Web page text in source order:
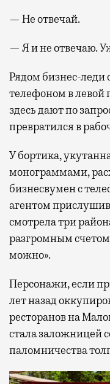
— Не отвечай.
— Я и не отвечаю.
Рядом бизнес-леди
телефоном в левой
здесь дают по
превратился в
У бортика,
монограммами,
бизнесвумен с
агентом
смотрела три
разгромным
можно».
Персонажи, если
лет назад
ресторанов на
стала заложницей
паломничества